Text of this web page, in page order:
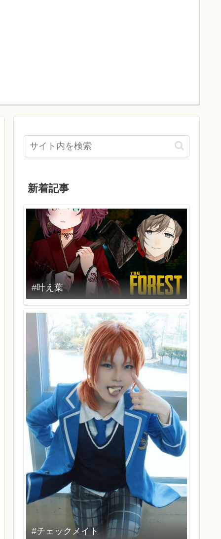
新着記事
#叶え葉
#チェックメイト